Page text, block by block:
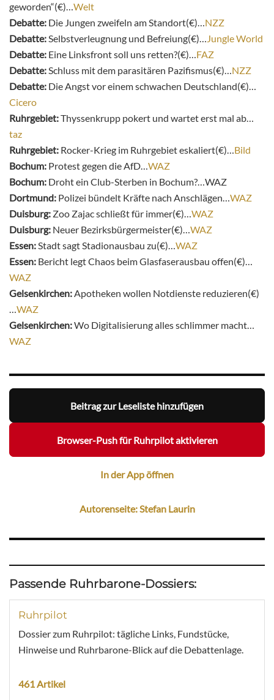
geworden“(€)…Welt
Debatte: Die Jungen zweifeln am Standort(€)…NZZ
Debatte:Selbstverleugnung und Befreiung(€)…Jungle World
Debatte: Eine Linksfront soll uns retten?(€)…FAZ
Debatte:Schluss mit dem parasitären Pazifismus(€)…NZZ
Debatte: Die Angst vor einem schwachen Deutschland(€)…
Cicero
Ruhrgebiet:Thyssenkrupp pokert und wartet erst mal ab…
taz
Ruhrgebiet: Rocker-Krieg im Ruhrgebiet eskaliert(€)…Bild
Bochum: Protest gegen die AfD…WAZ
Bochum: Droht ein Club-Sterben in Bochum?…WAZ
Dortmund: Polizei bündelt Kräfte nach Anschlägen…WAZ
Duisburg: Zoo Zajac schließt für immer(€)…WAZ
Duisburg: Neuer Bezirksbürgermeister(€)…WAZ
Essen:Stadt sagt Stadionausbau zu(€)…WAZ
Essen: Bericht legt Chaos beim Glasfaserausbau offen(€)…
WAZ
Gelsenkirchen:Apotheken wollen Notdienste reduzieren(€)
…WAZ
Gelsenkirchen:Wo Digitalisierung alles schlimmer macht…
WAZ
Beitrag zur Leseliste hinzufügen
Browser-Push für Ruhrpilot aktivieren
In der App öffnen
Autorenseite: Stefan Laurin
Passende Ruhrbarone-Dossiers:
Ruhrpilot
Dossier zum Ruhrpilot: tägliche Links, Fundstücke,
Hinweise und Ruhrbarone-Blick auf die Debattenlage.
461 Artikel